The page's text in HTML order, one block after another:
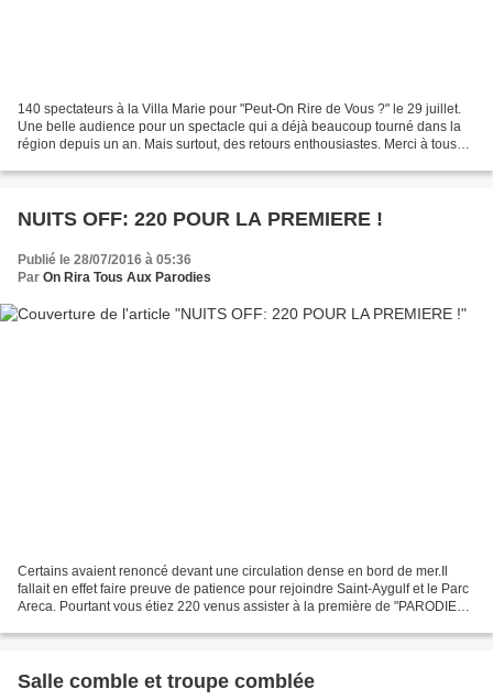
140 spectateurs à la Villa Marie pour "Peut-On Rire de Vous ?" le 29 juillet.
Une belle audience pour un spectacle qui a déjà beaucoup tourné dans la
région depuis un an. Mais surtout, des retours enthousiastes. Merci à tous
NUITS OFF: 220 POUR LA PREMIERE !
Publié le 28/07/2016 à 05:36
Par On Rira Tous Aux Parodies
Certains avaient renoncé devant une circulation dense en bord de mer.Il
fallait en effet faire preuve de patience pour rejoindre Saint-Aygulf et le Parc
Areca. Pourtant vous étiez 220 venus assister à la première de "PARODIES
Salle comble et troupe comblée